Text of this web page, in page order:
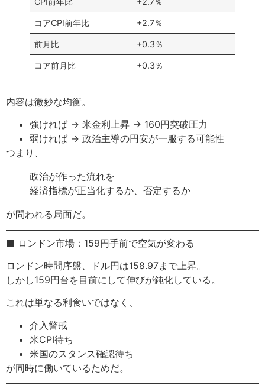
コアCPI前年比 +2.7％
前月比 +0.3％
コア前月比 +0.3％
内容は微妙な均衡。
強ければ → 米金利上昇 → 160円突破圧力
弱ければ → 政治主導の円安が一服する可能性
つまり、
政治が作った流れを
経済指標が正当化するか、否定するか
が問われる局面だ。
■ ロンドン市場：159円手前で空気が変わる
ロンドン時間序盤、ドル円は158.97まで上昇。
しかし159円台を目前にして伸びが鈍化している。
これは単なる利食いではなく、
介入警戒
米CPI待ち
米国のスタンス確認待ち
が同時に働いているためだ。